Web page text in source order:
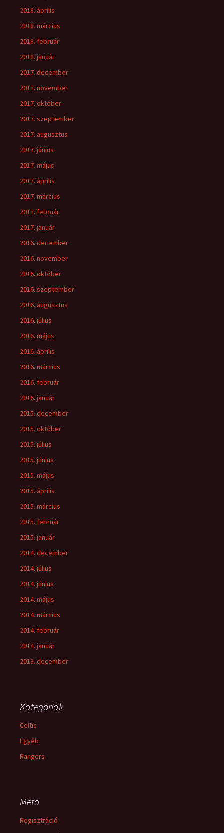
2018. április
2018. március
2018. február
2018. január
2017. december
2017. november
2017. október
2017. szeptember
2017. augusztus
2017. június
2017. május
2017. április
2017. március
2017. február
2017. január
2016. december
2016. november
2016. október
2016. szeptember
2016. augusztus
2016. július
2016. május
2016. április
2016. március
2016. február
2016. január
2015. december
2015. október
2015. július
2015. június
2015. május
2015. április
2015. március
2015. február
2015. január
2014. december
2014. július
2014. június
2014. május
2014. március
2014. február
2014. január
2013. december
Kategóriák
Celtic
Egyéb
Rangers
Meta
Regisztráció